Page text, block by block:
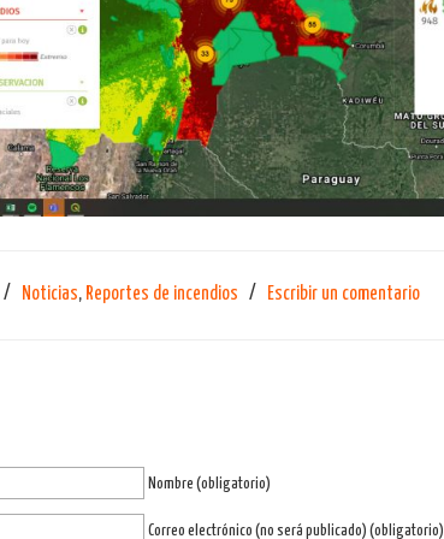
/ Noticias, Reportes de incendios / Escribir un comentario
Nombre (obligatorio)
Correo electrónico (no será publicado) (obligatorio)